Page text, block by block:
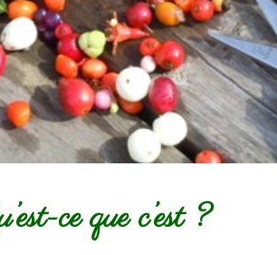
ce que c’est ?